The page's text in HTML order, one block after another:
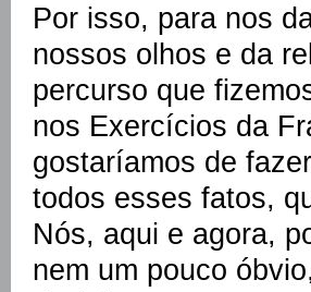
Por isso, para nos
nossos olhos e da
percurso que
nos Exercícios da
gostaríamos de
todos esses fatos,
Nós, aqui e agora,
nem um pouco